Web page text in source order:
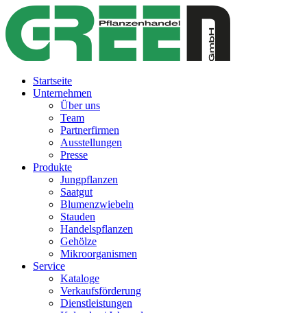
Startseite
Unternehmen
Über uns
Team
Partnerfirmen
Ausstellungen
Presse
Produkte
Jungpflanzen
Saatgut
Blumenzwiebeln
Stauden
Handelspflanzen
Gehölze
Mikroorganismen
Service
Kataloge
Verkaufsförderung
Dienstleistungen